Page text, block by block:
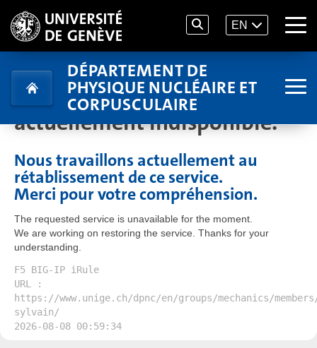
EN
Le service demandé est
actuellement indisponible.
Nous travaillons actuellement au
rétablissement de ce service.
Merci pour votre compréhension.
The requested service is unavailable for the moment.
We are working on restoring the service. Thanks for your
understanding.
F5 BIG-IP iRule
URL :
https://www.unige.ch/dpnc/en/groups/mechanics/
sylvain/
2026-08-08 00:59:34
DÉPARTEMENT DE
PHYSIQUE NUCLÉAIRE ET
CORPUSCULAIRE